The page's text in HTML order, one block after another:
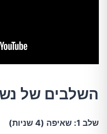
השלבים של
שלב 1: שאיפה (4 שניות)